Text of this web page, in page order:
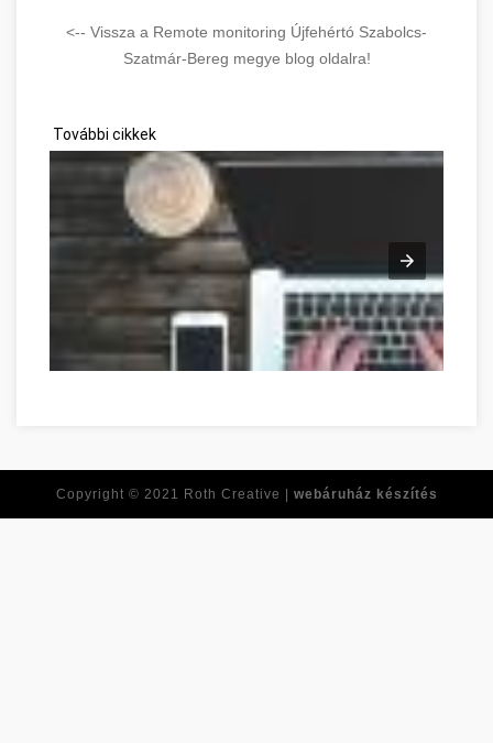
<-- Vissza a Remote monitoring Újfehértó Szabolcs-
Szatmár-Bereg megye blog oldalra!
További cikkek
Réponses à toutes vos questions de développement
Copyright © 2021 Roth Creative | webáruház készítés